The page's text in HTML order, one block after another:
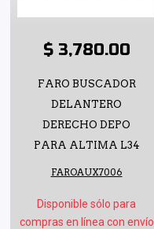
$ 3,780.00
FARO BUSCADOR
DELANTERO
DERECHO DEPO
PARA ALTIMA L34
FAROAUX7006
Disponible sólo para
compras en línea con envío